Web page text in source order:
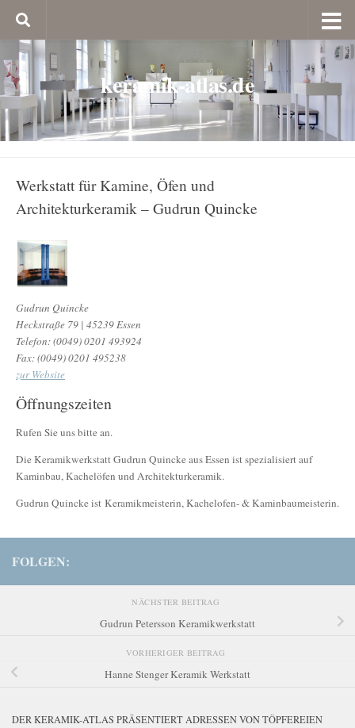
keramik-atlas.de
Werkstatt für Kamine, Öfen und
Architekturkeramik – Gudrun Quincke
Gudrun Quincke
Heckstraße 79 | 45239 Essen
Telefon: (0049) 0201 493924
Fax: (0049) 0201 495238
zur Website
Öffnungszeiten
Rufen Sie uns bitte an.
Die Keramikwerkstatt Gudrun Quincke aus Essen ist spezialisiert auf
Kaminbau, Kachelöfen und Architekturkeramik.
Gudrun Quincke ist Keramikmeisterin, Kachelofen- & Kaminbaumeisterin.
FOLGEN:
NÄCHSTER BEITRAG
Gudrun Petersson Keramikwerkstatt
VORHERIGER BEITRAG
Hanne Stenger Keramik Werkstatt
DER KERAMIK-ATLAS PRÄSENTIERT ADRESSEN VON TÖPFEREIEN